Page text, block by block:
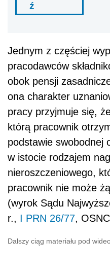
ź
Jednym z częściej
pracodawców
obok pensji
ona charakter
pracy przyjmuje się,
którą pracownik
podstawie swobodnej
w istocie rodzajem
nieroszczeniowego,
pracownik nie może
(wyrok Sądu
r., I PRN 26/77,
Dalszy ciąg materiału pod